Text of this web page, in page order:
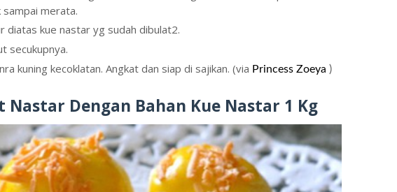
merata.
diatas kue nastar yg sudah dibulat2.
secukupnya.
kuning kecoklatan. Angkat dan siap di sajikan. (via Princess Zoeya )
Nastar Dengan Bahan Kue Nastar 1 Kg